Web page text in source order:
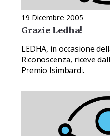
19 Dicembre 2005
Grazie Ledha!
LEDHA, in occasione
Riconoscenza, riceve
Premio Isimbardi.